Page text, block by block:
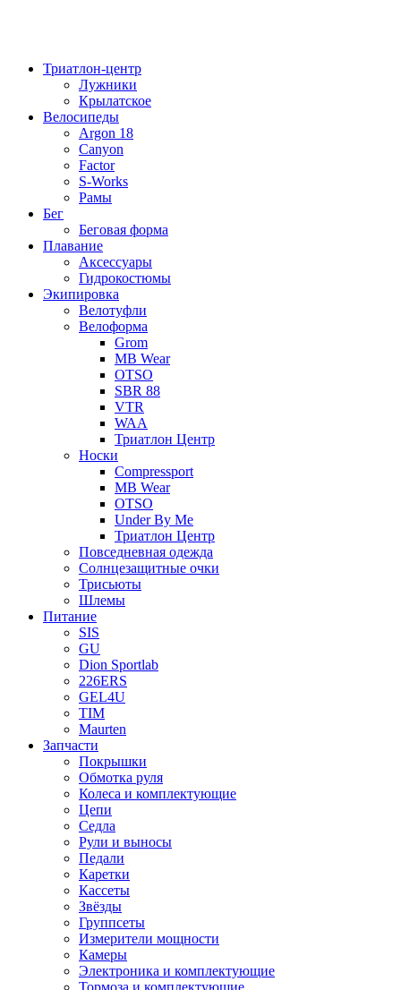
Триатлон-центр
Лужники
Крылатское
Велосипеды
Argon 18
Canyon
Factor
S-Works
Рамы
Бег
Беговая форма
Плавание
Аксессуары
Гидрокостюмы
Экипировка
Велотуфли
Велоформа
Grom
MB Wear
OTSO
SBR 88
VTR
WAA
Триатлон Центр
Носки
Compressport
MB Wear
OTSO
Under By Me
Триатлон Центр
Повседневная одежда
Солнцезащитные очки
Трисьюты
Шлемы
Питание
SIS
GU
Dion Sportlab
226ERS
GEL4U
TIM
Maurten
Запчасти
Покрышки
Обмотка руля
Колеса и комплектующие
Цепи
Седла
Рули и выносы
Педали
Каретки
Кассеты
Звёзды
Группсеты
Измерители мощности
Камеры
Электроника и комплектующие
Тормоза и комплектующие